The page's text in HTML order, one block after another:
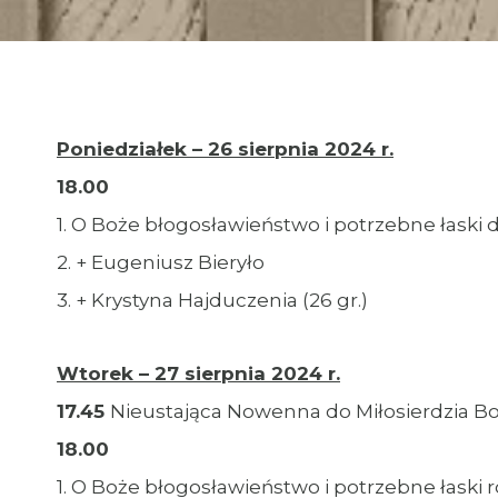
Poniedziałek – 26 sierpnia 2024 r.
18.00
1. O Boże błogosławieństwo i potrzebne
2. + Eugeniusz Bieryło
3. + Krystyna Hajduczenia (26 gr.)
Wtorek – 27 sierpnia 2024 r.
17.45 Nieustająca Nowenna do Miłosierdzia
18.00
1. O Boże błogosławieństwo i potrzebne